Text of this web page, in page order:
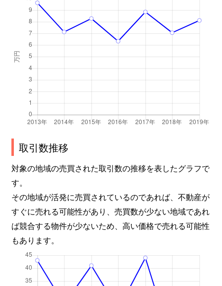
取引数推移
対象の地域の売買された取引数の推移を表したグラフで
す。
その地域が活発に売買されているのであれば、不動産が
すぐに売れる可能性があり、売買数が少ない地域であれ
ば競合する物件が少ないため、高い価格で売れる可能性
もあります。